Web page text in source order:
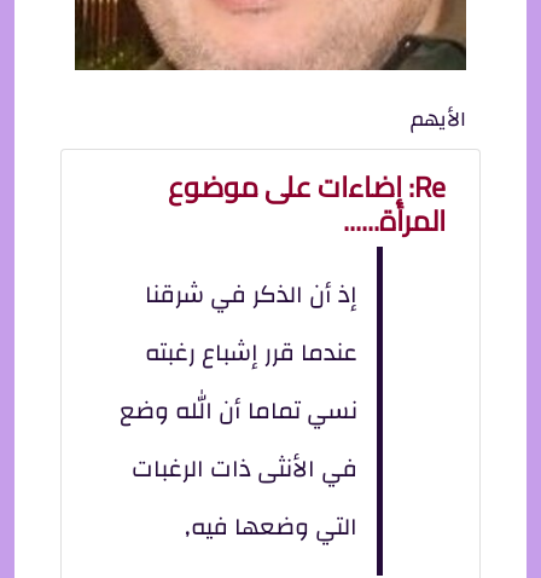
الأيهم
Re: إضاءات على موضوع
المرأة......
إذ أن الذكر في شرقنا
عندما قرر إشباع رغبته
نسي تماما أن الله وضع
في الأنثى ذات الرغبات
التي وضعها فيه,